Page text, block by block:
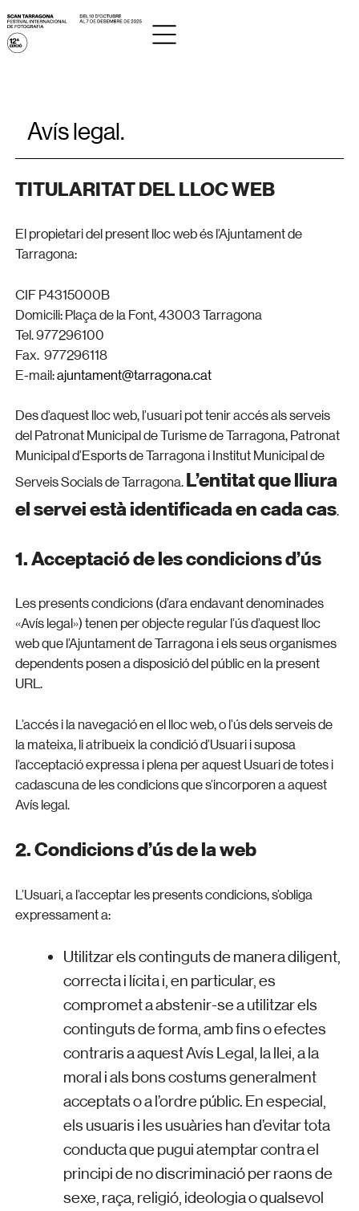
Avís legal.
TITULARITAT DEL LLOC WEB
El propietari del present lloc web és l’Ajuntament de
Tarragona:
CIF P4315000B
Domicili: Plaça de la Font, 43003 Tarragona
Tel. 977296100
Fax. 977296118
E-mail:ajuntament@tarragona.cat
Des d’aquest lloc web, l’usuari pot tenir accés als serveis
del Patronat Municipal de Turisme de Tarragona, Patronat
Municipal d’Esports de Tarragona i Institut Municipal de
Serveis Socials de Tarragona. L’entitat que lliura
el servei està identificada en cada cas.
1. Acceptació de les condicions d’ús
Les presents condicions (d’ara endavant denominades
«Avís legal») tenen per objecte regular l’ús d’aquest lloc
web que l’Ajuntament de Tarragona i els seus organismes
dependents posen a disposició del públic en la present
URL.
L’accés i la navegació en el lloc web, o l’ús dels serveis de
la mateixa, li atribueix la condició d’Usuari i suposa
l’acceptació expressa i plena per aquest Usuari de totes i
cadascuna de les condicions que s’incorporen a aquest
Avís legal.
2. Condicions d’ús de la web
L’Usuari, a l’acceptar les presents condicions, s’obliga
expressament a:
Utilitzar els continguts de manera diligent,
correcta i lícita i, en particular, es
compromet a abstenir-se a utilitzar els
continguts de forma, amb fins o efectes
contraris a aquest Avís Legal, la llei, a la
moral i als bons costums generalment
acceptats o a l’ordre públic. En especial,
els usuaris i les usuàries han d’evitar tota
conducta que pugui atemptar contra el
principi de no discriminació per raons de
sexe, raça, religió, ideologia o qualsevol